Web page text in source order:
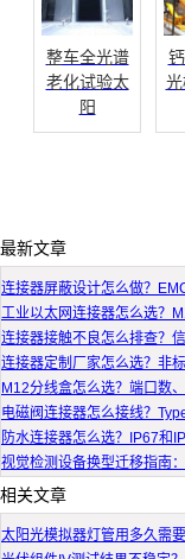
整车全光谱
老化试验太
阳
最新文章
连接器屏蔽设计怎么做？
工业以太网连接器怎么选？
连接器接触不良怎么排查？
连接器定制厂家怎么选？非
M12分线盒怎么选？端口数
电磁阀连接器怎么接线？
防水连接器怎么选？IP67和
视觉检测设备换型迁移指南
相关文章
太阳光模拟器灯管用多久需